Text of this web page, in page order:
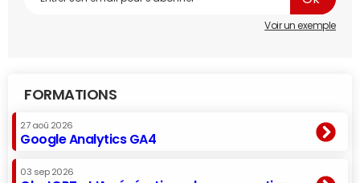
Voir un exemple
FORMATIONS
27 aoû 2026
Google Analytics GA4
03 sep 2026